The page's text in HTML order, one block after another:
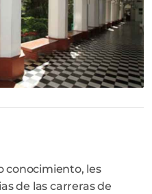
conocimiento, les
de las carreras de